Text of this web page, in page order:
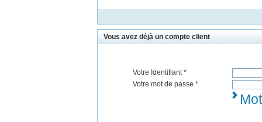
Vous avez déjà un compte client
Votre Identifiant *
Votre mot de passe *